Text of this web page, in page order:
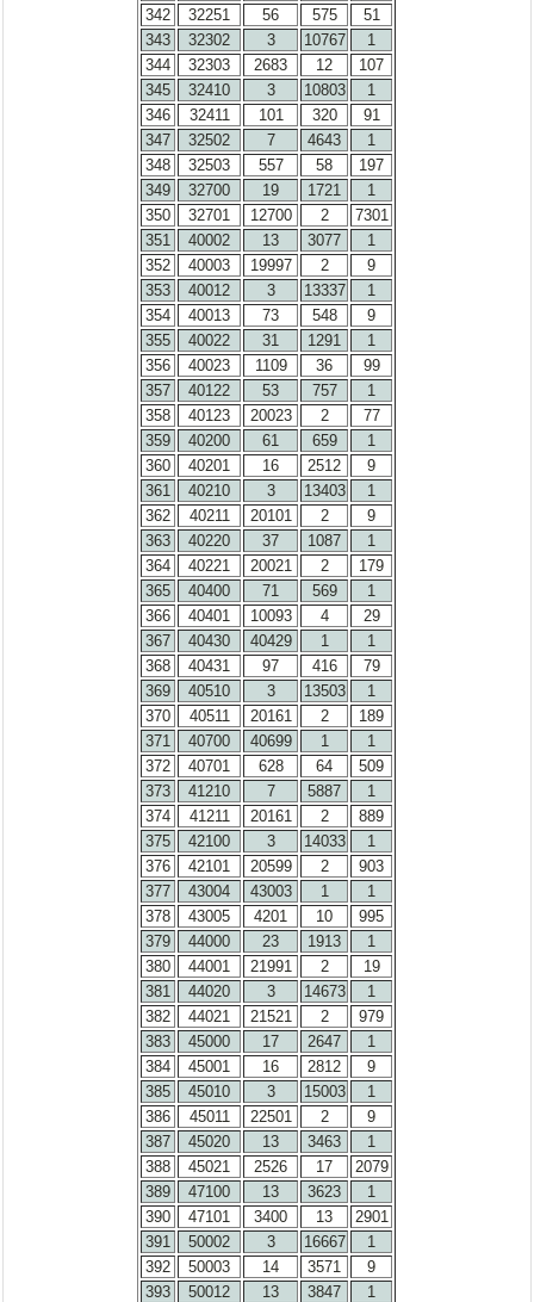
342
32251 56 575
51
343
32302 3 10767
1
344
32303 2683 12
107
345
32410 3 10803
1
346
32411 101 320
91
347
32502 7 4643
1
348
32503 557 58
197
349
32700 19 1721
1
350
32701 12700 2
7301
351
40002 13 3077
1
352
40003 19997 2
9
353
40012 3 13337
1
354
40013 73 548
9
355
40022 31 1291
1
356
40023 1109 36
99
357
40122 53 757
1
358
40123 20023 2
77
359
40200 61 659
1
360
40201 16 2512
9
361
40210 3 13403
1
362
40211 20101 2
9
363
40220 37 1087
1
364
40221 20021 2
179
365
40400 71 569
1
366
40401 10093 4
29
367
40430 40429 1
1
368
40431 97 416
79
369
40510 3 13503
1
370
40511 20161 2
189
371
40700 40699 1
1
372
40701 628 64
509
373
41210 7 5887
1
374
41211 20161 2
889
375
42100 3 14033
1
376
42101 20599 2
903
377
43004 43003 1
1
378
43005 4201 10
995
379
44000 23 1913
1
380
44001 21991 2
19
381
44020 3 14673
1
382
44021 21521 2
979
383
45000 17 2647
1
384
45001 16 2812
9
385
45010 3 15003
1
386
45011 22501 2
9
387
45020 13 3463
1
388
45021 2526 17
2079
389
47100 13 3623
1
390
47101 3400 13
2901
391
50002 3 16667
1
392
50003 14 3571
9
393
50012 13 3847
1